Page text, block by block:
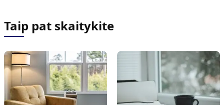
Taip pat skaitykite